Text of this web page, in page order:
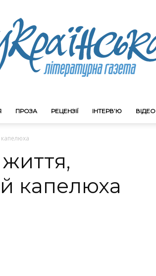
ПРОЗА РЕЦЕНЗІЇ ІНТЕРВ’Ю ВІДЕО
капелюха
капелюха